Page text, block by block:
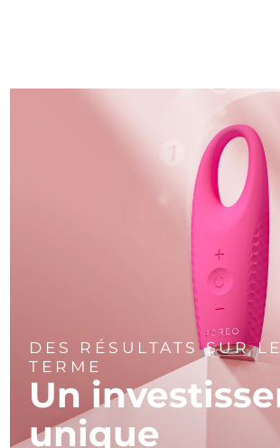
DES RÉSULTATS SUR
TERME
Un
unique